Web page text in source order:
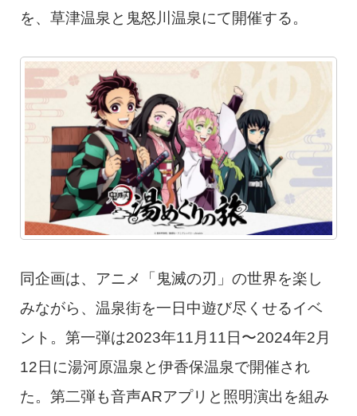
を、草津温泉と鬼怒川温泉にて開催する。
同企画は、アニメ「鬼滅の刃」の世界を楽し
みながら、温泉街を一日中遊び尽くせるイベ
ント。第一弾は2023年11月11日〜2024年2月
12日に湯河原温泉と伊香保温泉で開催され
た。第二弾も音声ARアプリと照明演出を組み